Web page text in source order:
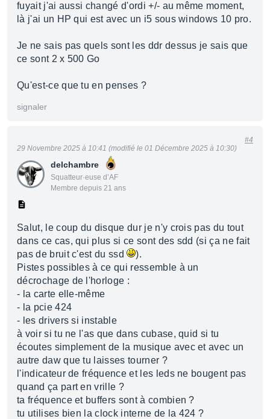
fuyait j'ai aussi changé d'ordi +/- au même moment,
là j'ai un HP qui est avec un i5 sous windows 10 pro.
Je ne sais pas quels sont les ddr dessus je sais que
ce sont 2 x 500 Go
Qu'est-ce que tu en penses ?
signaler
delchambre
Squatteur·euse d’AF
Membre depuis 21 ans
29 Novembre 2025 à 10:41 (modifié le 01 Décembre 2025 à 10:30)
#4
Salut, le coup du disque dur je n'y crois pas du tout
dans ce cas, qui plus si ce sont des sdd (si ça ne fait
pas de bruit c'est du ssd
).
Pistes possibles à ce qui ressemble à un
décrochage de l'horloge :
- la carte elle-même
- la pcie 424
- les drivers si instable
à voir si tu ne l'as que dans cubase, quid si tu
écoutes simplement de la musique avec et avec un
autre daw que tu laisses tourner ?
l'indicateur de fréquence et les leds ne bougent pas
quand ça part en vrille ?
ta fréquence et buffers sont à combien ?
tu utilises bien la clock interne de la 424 ?